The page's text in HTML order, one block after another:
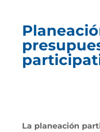
La planeación